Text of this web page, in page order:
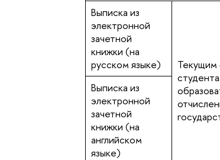
Выписка из
электронной
зачетной
книжки (на
русском языке)
Текущим
Выписка из
электронной
зачетной
книжки (на
английском
языке)